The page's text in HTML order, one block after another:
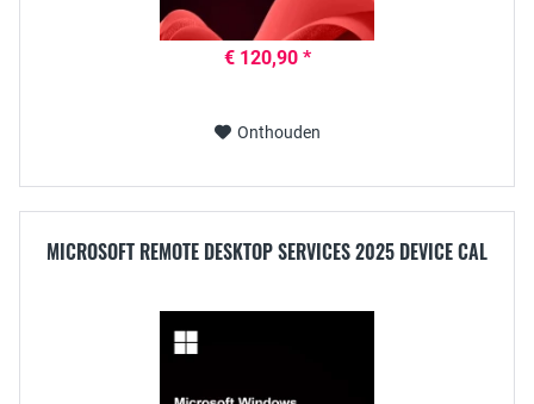
€ 120,90 *
Onthouden
MICROSOFT REMOTE DESKTOP SERVICES 2025 DEVICE CAL